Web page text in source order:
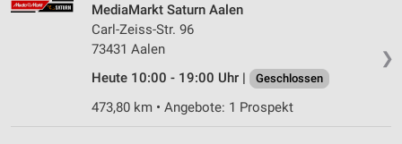
❯
MediaMarkt Saturn Aalen
Carl-Zeiss-Str. 96
73431 Aalen
Heute 10:00 - 19:00 Uhr |
Geschlossen
473,80 km • Angebote: 1 Prospekt